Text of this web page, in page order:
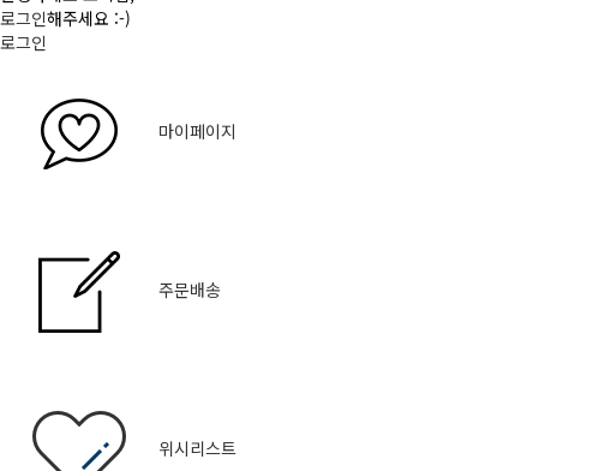
로그인해주세요 :-)
로그인
마이페이지
주문배송
위시리스트